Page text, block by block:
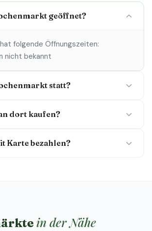
geöffnet?
folgende Öffnungszeiten:
nicht bekannt
statt?
dort kaufen?
Karte bezahlen?
in der Nähe